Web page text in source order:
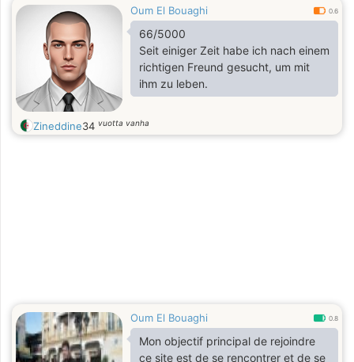
Oum El Bouaghi 0.6
66/5000
Seit einiger Zeit habe ich nach einem
richtigen Freund gesucht, um mit
ihm zu leben.
Zineddine34 vuotta vanha
Oum El Bouaghi 0.8
Mon objectif principal de rejoindre
ce site est de se rencontrer et de se